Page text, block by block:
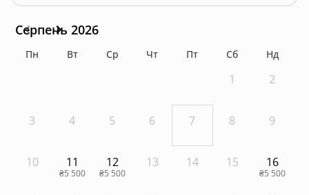
Серпень 2026
Пн Вт Ср Чт Пт Сб Нд
1 2
3 4 5 6 7 8 9
10 11
₴5 500
12
₴5 500
13 14 15 16
₴5 500